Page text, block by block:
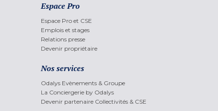
Espace Pro
Espace Pro et CSE
Emplois et stages
Relations presse
Devenir propriétaire
Nos services
Odalys Evènements & Groupe
La Conciergerie by Odalys
Devenir partenaire Collectivités & CSE